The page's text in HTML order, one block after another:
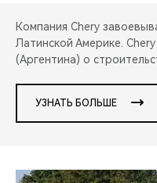
CHERY ДЛЯ ДЕТЕЙ
Компания Chery
Латинской Америке.
(Аргентина) о
УЗНАТЬ БОЛЬШЕ